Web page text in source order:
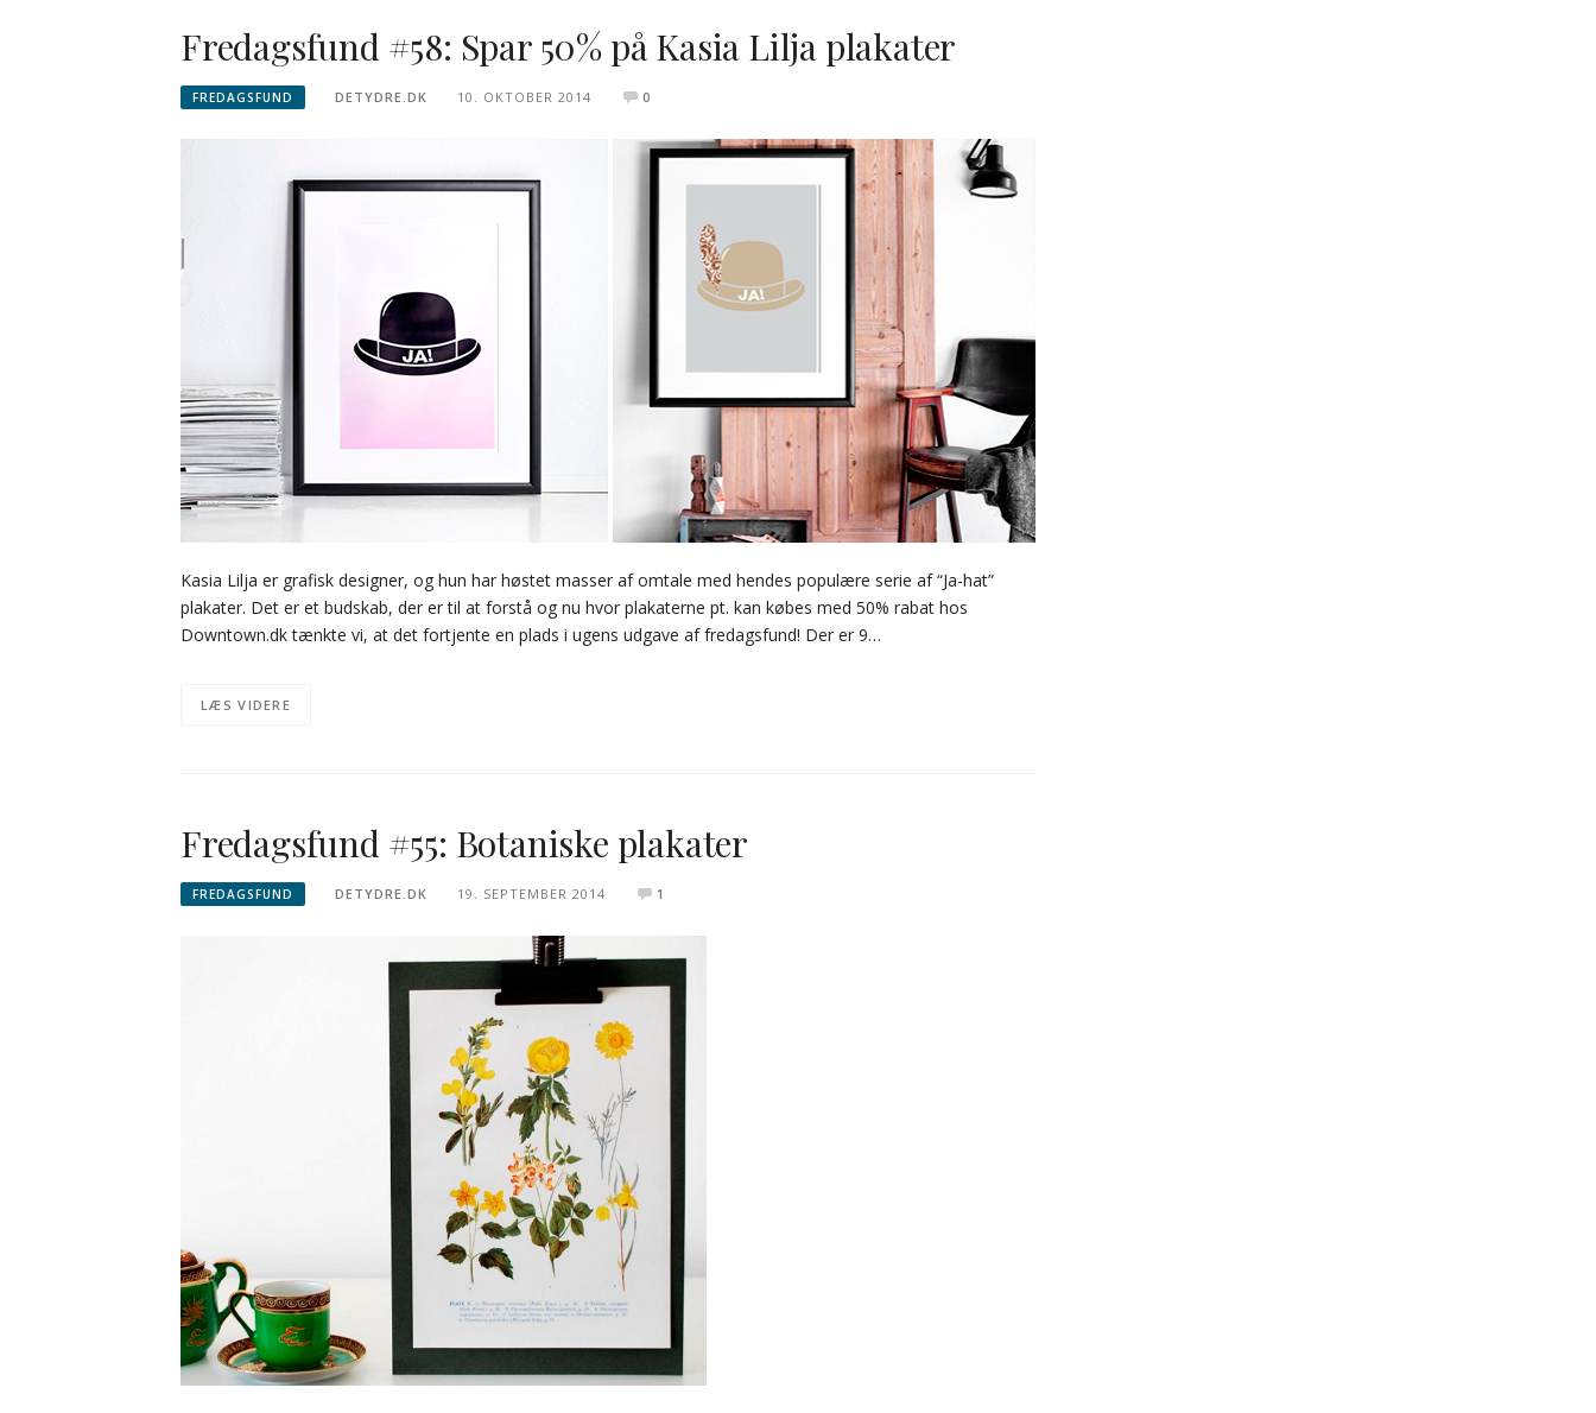
Fredagsfund #58: Spar 50% på Kasia Lilja plakater
FREDAGSFUND DETYDRE.DK 10. OKTOBER 2014 0
Kasia Lilja er grafisk designer, og hun har høstet masser af omtale med hendes populære serie af “Ja-hat”
plakater. Det er et budskab, der er til at forstå og nu hvor plakaterne pt. kan købes med 50% rabat hos
Downtown.dk tænkte vi, at det fortjente en plads i ugens udgave af fredagsfund! Der er 9…
LÆS VIDERE
Fredagsfund #55: Botaniske plakater
FREDAGSFUND DETYDRE.DK 19. SEPTEMBER 2014 1